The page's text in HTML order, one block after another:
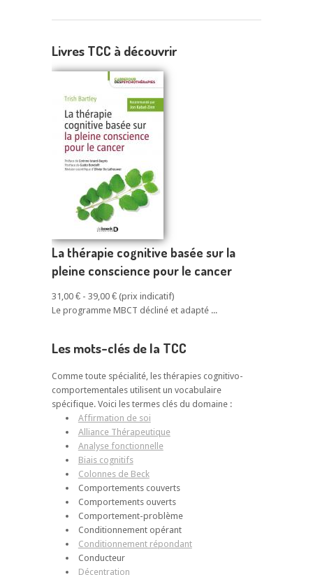
Livres TCC à découvrir
La thérapie cognitive basée sur la
pleine conscience pour le cancer
31,00 € - 39,00 €
Le programme MBCT décliné et adapté ...
Les mots-clés de la TCC
Comme toute spécialité, les thérapies cognitivo-
comportementales utilisent un vocabulaire
spécifique. Voici les termes clés du domaine :
Affirmation de soi
Alliance Thérapeutique
Analyse fonctionnelle
Biais cognitifs
Colonnes de Beck
Comportements couverts
Comportements ouverts
Comportement-problème
Conditionnement opérant
Conditionnement répondant
Conducteur
Décentration